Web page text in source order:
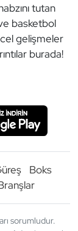
tutan
basketbol
gelişmeler
burada!
Boks
sorumludur.